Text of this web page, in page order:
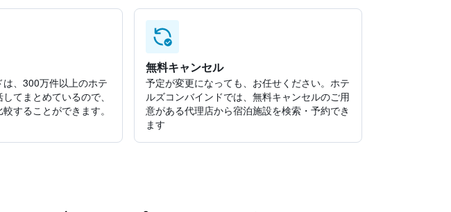
、300万件以上のホテ
てまとめているので、
することができます。
無料キャンセル
予定が変更になっても、お任せください。ホテ
ルズコンバインドでは、無料キャンセルのご用
意がある代理店から宿泊施設を検索・予約でき
ます